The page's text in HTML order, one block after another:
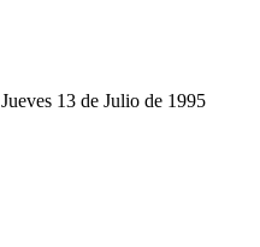
Jueves 13 de Julio de 1995